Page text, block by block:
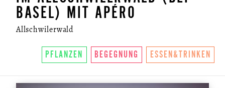
ÜBER UNS
BASEL) MIT APÉRO
Allschwilerwald
PFLANZEN BEGEGNUNG ESSEN&TRINKEN